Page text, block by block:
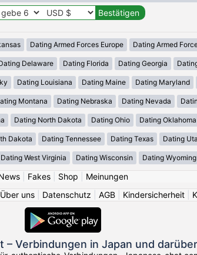
Dating Armed Forces Europe Dating Armed
Delaware Dating Florida Dating Georgia
Dating Louisiana Dating Maine Dating Maryland
Montana Dating Nebraska Dating Nevada
Dating North Dakota Dating Ohio Dating Oklahoma
Dakota Dating Tennessee Dating Texas Dating
Dating West Virginia Dating Wisconsin Dating Wyoming
| Fakes| Shop
Meinungen
Über uns Datenschutz AGB Kindersicherheit
Verbindungen in Japan und